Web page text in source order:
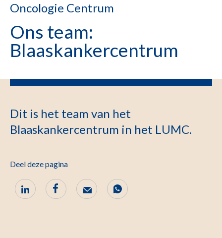
Oncologie Centrum
Ons team:
Blaaskankercentrum
Dit is het team van het
Blaaskankercentrum in het LUMC.
Deel deze pagina